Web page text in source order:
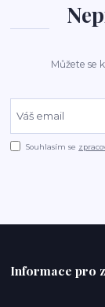
Můžete se
Souhlasím se
Informace pro